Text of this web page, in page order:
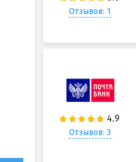
Отзывов: 1
Отзывов: 3